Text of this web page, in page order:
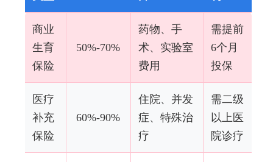
商业
生育
保险
50%-70%
药物、手
术、实验室
费用
需提前
6个月
投保
医疗
补充
保险
60%-90%
住院、并发
症、特殊治
疗
需二级
以上医
院诊疗